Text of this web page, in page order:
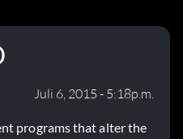
Juli 6, 2015 - 5:18p.m.
programs that alter the